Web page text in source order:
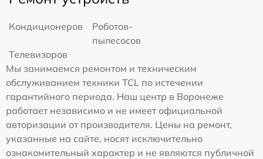
Кондиционеров
Роботов-
пылесосов
Телевизоров
Мы занимаемся ремонтом и техническим
обслуживанием техники TCL по истечении
гарантийного периода. Наш центр в Воронеже
работает независимо и не имеет официальной
авторизации от производителя. Цены на ремонт,
указанные на сайте, носят исключительно
ознакомительный характер и не являются публичной